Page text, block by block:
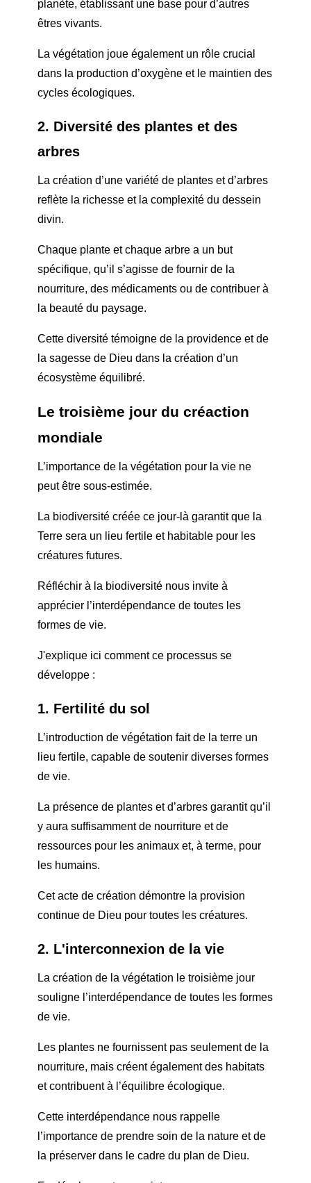
planète, établissant une base pour d’autres
êtres vivants.
La végétation joue également un rôle crucial
dans la production d’oxygène et le maintien des
cycles écologiques.
2. Diversité des plantes et des
arbres
La création d’une variété de plantes et d’arbres
reflète la richesse et la complexité du dessein
divin.
Chaque plante et chaque arbre a un but
spécifique, qu’il s’agisse de fournir de la
nourriture, des médicaments ou de contribuer à
la beauté du paysage.
Cette diversité témoigne de la providence et de
la sagesse de Dieu dans la création d’un
écosystème équilibré.
Le troisième jour du créaction
mondiale
L’importance de la végétation pour la vie ne
peut être sous-estimée.
La biodiversité créée ce jour-là garantit que la
Terre sera un lieu fertile et habitable pour les
créatures futures.
Réfléchir à la biodiversité nous invite à
apprécier l’interdépendance de toutes les
formes de vie.
J'explique ici comment ce processus se
développe :
1. Fertilité du sol
L’introduction de végétation fait de la terre un
lieu fertile, capable de soutenir diverses formes
de vie.
La présence de plantes et d’arbres garantit qu’il
y aura suffisamment de nourriture et de
ressources pour les animaux et, à terme, pour
les humains.
Cet acte de création démontre la provision
continue de Dieu pour toutes les créatures.
2. L'interconnexion de la vie
La création de la végétation le troisième jour
souligne l’interdépendance de toutes les formes
de vie.
Les plantes ne fournissent pas seulement de la
nourriture, mais créent également des habitats
et contribuent à l’équilibre écologique.
Cette interdépendance nous rappelle
l’importance de prendre soin de la nature et de
la préserver dans le cadre du plan de Dieu.